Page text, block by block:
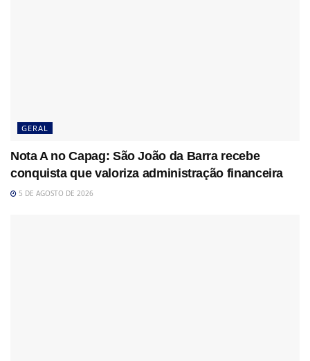
GERAL
Nota A no Capag: São João da Barra recebe
conquista que valoriza administração financeira
5 DE AGOSTO DE 2026